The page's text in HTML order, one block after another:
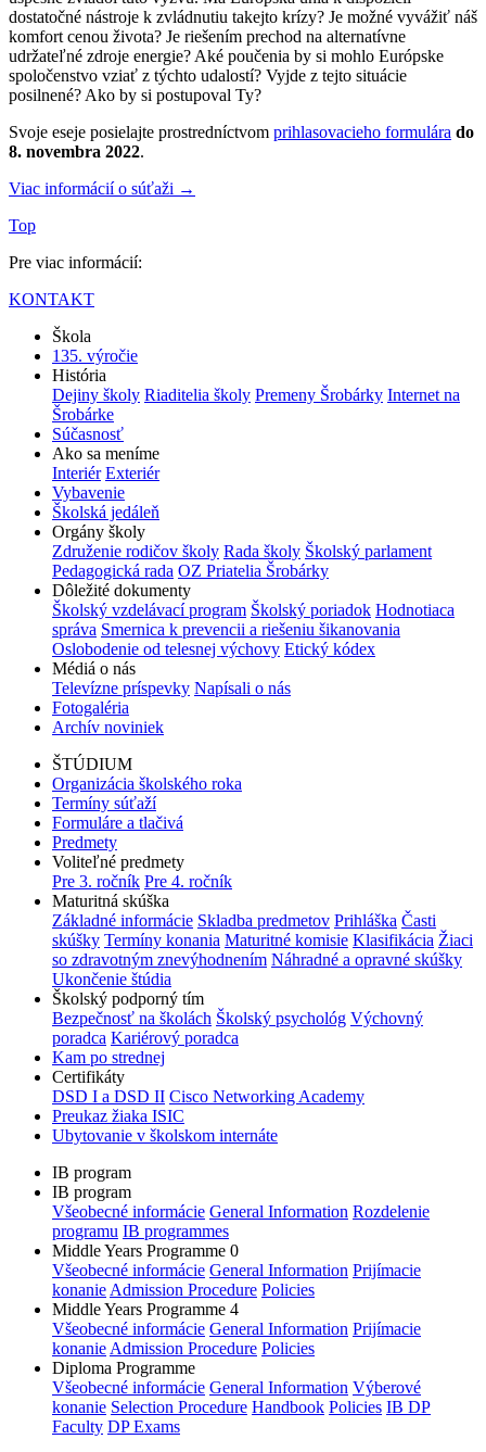
dostatočné nástroje k zvládnutiu takejto krízy? Je možné vyvážiť náš
komfort cenou života? Je riešením prechod na alternatívne
udržateľné zdroje energie? Aké poučenia by si mohlo Európske
spoločenstvo vziať z týchto udalostí? Vyjde z tejto situácie
posilnené? Ako by si postupoval Ty?
Svoje eseje posielajte prostredníctvom prihlasovacieho formulára do
8. novembra 2022.
Viac informácií o súťaži →
Top
Pre viac informácií:
KONTAKT
Škola
135. výročie
História
Dejiny školy Riaditelia školy Premeny Šrobárky Internet na
Šrobárke
Súčasnosť
Ako sa meníme
Interiér Exteriér
Vybavenie
Školská jedáleň
Orgány školy
Združenie rodičov školy Rada školy Školský parlament
Pedagogická rada OZ Priatelia Šrobárky
Dôležité dokumenty
Školský vzdelávací program Školský poriadok Hodnotiaca
správa Smernica k prevencii a riešeniu šikanovania
Oslobodenie od telesnej výchovy Etický kódex
Médiá o nás
Televízne príspevky Napísali o nás
Fotogaléria
Archív noviniek
ŠTÚDIUM
Organizácia školského roka
Termíny súťaží
Formuláre a tlačivá
Predmety
Voliteľné predmety
Pre 3. ročník Pre 4. ročník
Maturitná skúška
Základné informácie Skladba predmetov Prihláška Časti
skúšky Termíny konania Maturitné komisie Klasifikácia Žiaci
so zdravotným znevýhodnením Náhradné a opravné skúšky
Ukončenie štúdia
Školský podporný tím
Bezpečnosť na školách Školský psychológ Výchovný
poradca Kariérový poradca
Kam po strednej
Certifikáty
DSD I a DSD II Cisco Networking Academy
Preukaz žiaka ISIC
Ubytovanie v školskom internáte
IB program
IB program
Všeobecné informácie General Information Rozdelenie
programu IB programmes
Middle Years Programme 0
Všeobecné informácie General Information Prijímacie
konanie Admission Procedure Policies
Middle Years Programme 4
Všeobecné informácie General Information Prijímacie
konanie Admission Procedure Policies
Diploma Programme
Všeobecné informácie General Information Výberové
konanie Selection Procedure Handbook Policies IB DP
Faculty DP Exams